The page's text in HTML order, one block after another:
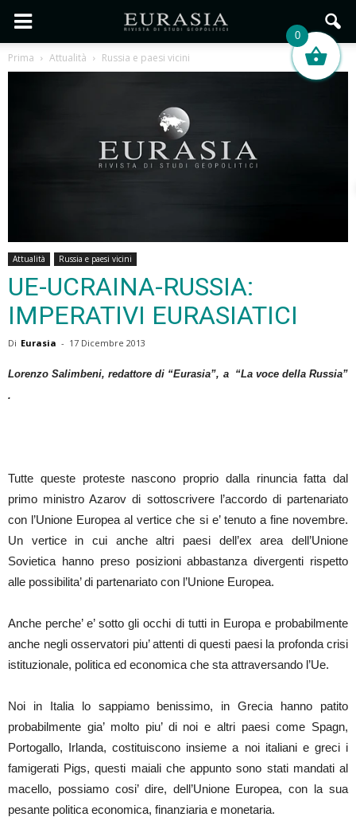
Prima Attualità Russia e paesi vicini
Attualità Russia e paesi vicini
UE-UCRAINA-RUSSIA:
IMPERATIVI EURASIATICI
Di Eurasia - 17 Dicembre 2013
Lorenzo Salimbeni, redattore di “Eurasia”, a “La voce della Russia”
.
Tutte queste proteste nascono proprio dalla rinuncia fatta dal
primo ministro Azarov di sottoscrivere l’accordo di partenariato
con l’Unione Europea al vertice che si e’ tenuto a fine novembre.
Un vertice in cui anche altri paesi dell’ex area dell’Unione
Sovietica hanno preso posizioni abbastanza divergenti rispetto
alle possibilita’ di partenariato con l’Unione Europea.
Anche perche’ e’ sotto gli occhi di tutti in Europa e probabilmente
anche negli osservatori piu’ attenti di questi paesi la profonda crisi
istituzionale, politica ed economica che sta attraversando l’Ue.
Noi in Italia lo sappiamo benissimo, in Grecia hanno patito
probabilmente gia’ molto piu’ di noi e altri paesi come Spagn,
Portogallo, Irlanda, costituiscono insieme a noi italiani e greci i
famigerati Pigs, questi maiali che appunto sono stati mandati al
macello, possiamo cosi’ dire, dell’Unione Europea, con la sua
pesante politica economica, finanziaria e monetaria.
0